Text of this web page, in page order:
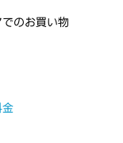
のお買い物
金